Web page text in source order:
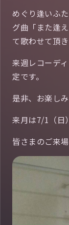
めぐり逢いふ
グ曲「また逢
て歌わせて頂
来週レコーデ
定です。
是非、お楽し
来月は7/1（日
皆さまのご来